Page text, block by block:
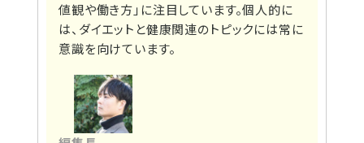
値観や働き方」に注目しています。個人的に
は、ダイエットと健康関連のトピックには常に
意識を向けています。